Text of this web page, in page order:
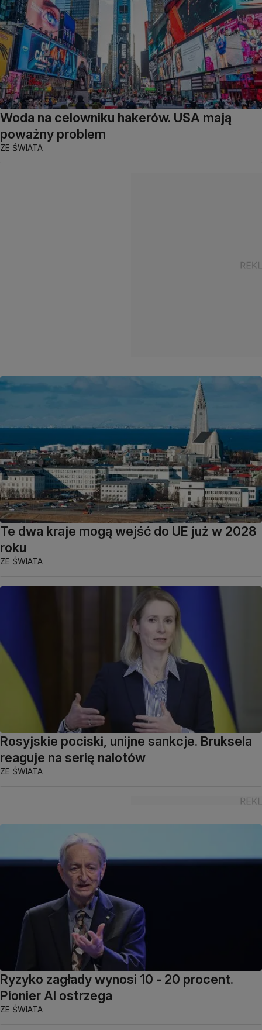
Woda na celowniku hakerów. USA mają
poważny problem
ZE ŚWIATA
Te dwa kraje mogą wejść do UE już w 2028
roku
ZE ŚWIATA
Rosyjskie pociski, unijne sankcje. Bruksela
reaguje na serię nalotów
ZE ŚWIATA
Ryzyko zagłady wynosi 10 - 20 procent.
Pionier AI ostrzega
ZE ŚWIATA